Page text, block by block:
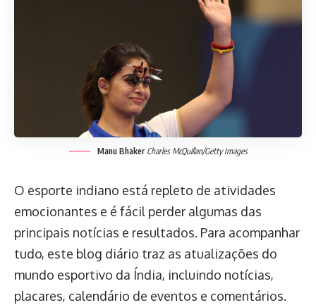
Manu Bhaker Charles McQuillan/Getty Images
O esporte indiano está repleto de atividades
emocionantes e é fácil perder algumas das
principais notícias e resultados. Para acompanhar
tudo, este blog diário traz as atualizações do
mundo esportivo da Índia, incluindo notícias,
placares, calendário de eventos e comentários.